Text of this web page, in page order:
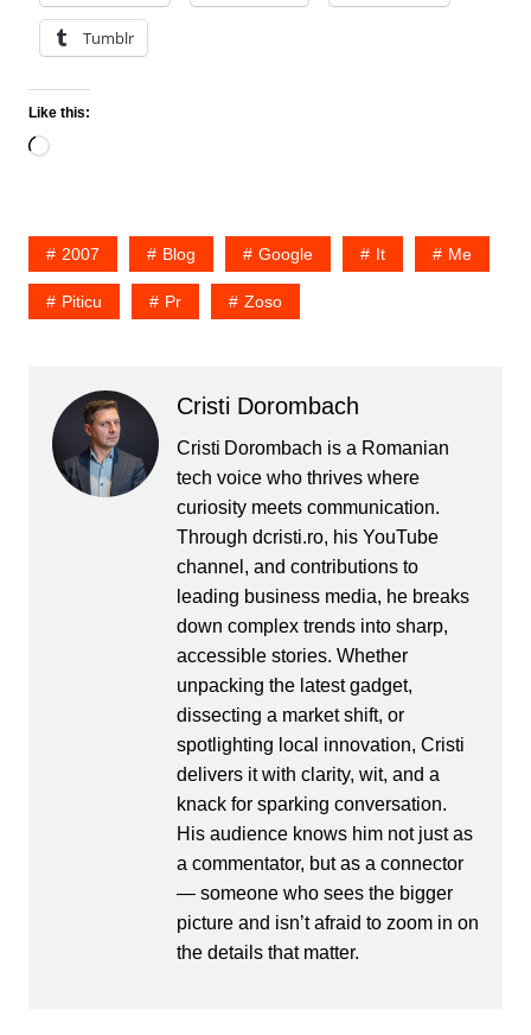
Tumblr
Like this:
Loading…
2007 Blog Google It Me
Piticu Pr Zoso
Cristi Dorombach
Cristi Dorombach is a Romanian
tech voice who thrives where
curiosity meets communication.
Through dcristi.ro, his YouTube
channel, and contributions to
leading business media, he breaks
down complex trends into sharp,
accessible stories. Whether
unpacking the latest gadget,
dissecting a market shift, or
spotlighting local innovation, Cristi
delivers it with clarity, wit, and a
knack for sparking conversation.
His audience knows him not just as
a commentator, but as a connector
— someone who sees the bigger
picture and isn’t afraid to zoom in on
the details that matter.